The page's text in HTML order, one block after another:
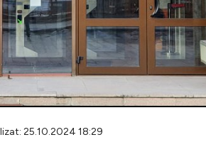
25.10.2024 18:29